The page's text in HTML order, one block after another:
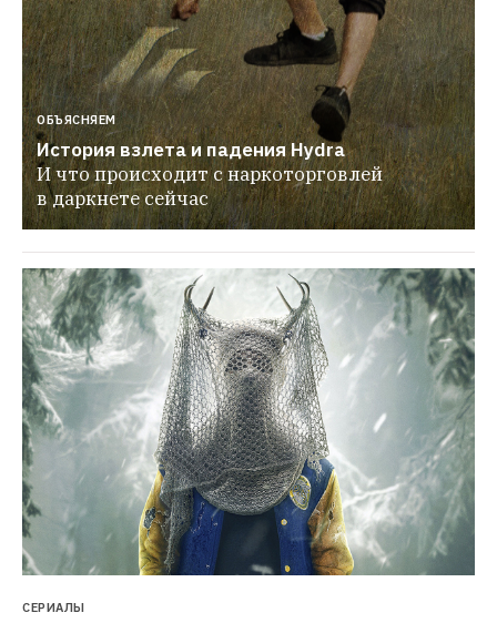
ОБЪЯСНЯЕМ
История взлета и падения Hydra
И что происходит с наркоторговлей
в даркнете сейчас
СЕРИАЛЫ